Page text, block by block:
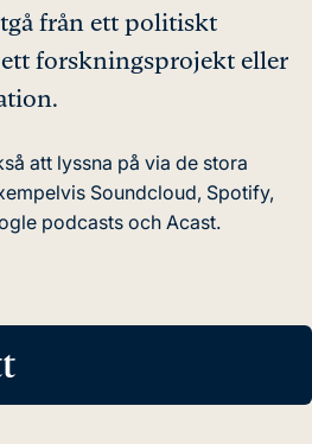
från ett politiskt
forskningsprojekt eller
att lyssna på via de stora
Soundcloud, Spotify,
podcasts och Acast.